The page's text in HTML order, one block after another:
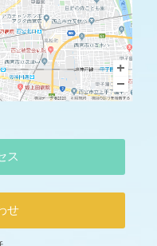
ス
せ